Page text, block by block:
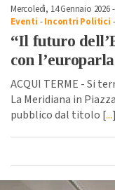
Mercoledì, 14 Gennaio 2026
Eventi -Incontri Politici
“Il futuro
con
ACQUI TERME - Si
La Meridiana in
pubblico dal titolo [...]